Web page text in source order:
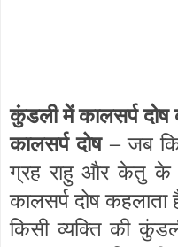
कुंडली में कालसर्प दोष
कालसर्प दोष –जब
ग्रह राहु और केतु के
कालसर्प दोष कहलाता
किसी व्यक्ति की